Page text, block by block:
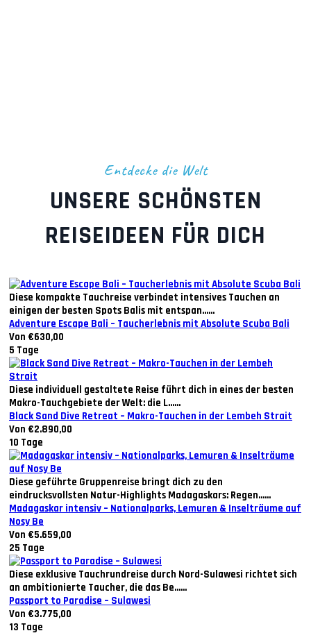
Entdecke die Welt
UNSERE SCHÖNSTEN
REISEIDEEN FÜR DICH
Diese kompakte Tauchreise verbindet intensives Tauchen an
einigen der besten Spots Balis mit entspan......
Adventure Escape Bali – Taucherlebnis mit Absolute Scuba Bali
Von €630,00
5 Tage
Diese individuell gestaltete Reise führt dich in eines der besten
Makro-Tauchgebiete der Welt: die L......
Black Sand Dive Retreat – Makro-Tauchen in der Lembeh Strait
Von €2.890,00
10 Tage
Diese geführte Gruppenreise bringt dich zu den
eindrucksvollsten Natur-Highlights Madagaskars: Regen......
Madagaskar intensiv – Nationalparks, Lemuren & Inselträume auf
Nosy Be
Von €5.659,00
25 Tage
Diese exklusive Tauchrundreise durch Nord-Sulawesi richtet sich
an ambitionierte Taucher, die das Be......
Passport to Paradise – Sulawesi
Von €3.775,00
13 Tage